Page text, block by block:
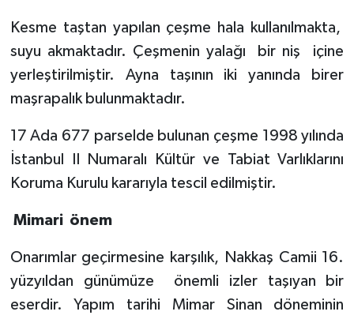
Kesme taştan yapılan çeşme hala kullanılmakta,
suyu akmaktadır. Çeşmenin yalağı
bir niş
içine
yerleştirilmiştir. Ayna taşının iki yanında birer
maşrapalık bulunmaktadır.
17 Ada 677 parselde bulunan çeşme 1998 yılında
İstanbul II Numaralı Kültür ve Tabiat Varlıklarını
Koruma Kurulu kararıyla tescil edilmiştir.
Mimari önem
Onarımlar geçirmesine karşılık, Nakkaş Camii 16.
yüzyıldan günümüze
önemli izler taşıyan bir
eserdir. Yapım tarihi Mimar Sinan döneminin